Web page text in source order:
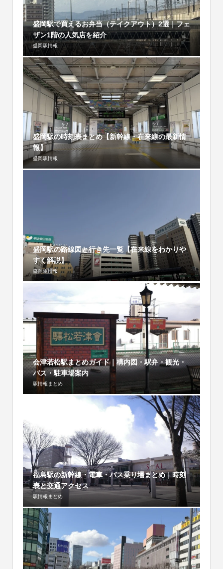
盛岡駅で買えるお弁当（テイクアウト）2選｜フェ
ザン1階の人気店を紹介
盛岡駅情報
盛岡駅の時刻表まとめ【新幹線・在来線の最新情
報】
盛岡駅情報
盛岡駅の路線図と行き先一覧【在来線をわかりや
すく解説】
盛岡駅情報
会津若松駅まとめガイド｜構内図・駅弁・観光・
バス・駐車場案内
駅情報まとめ
福島駅の新幹線・電車・バス乗り場まとめ｜時刻
表と交通アクセス
駅情報まとめ